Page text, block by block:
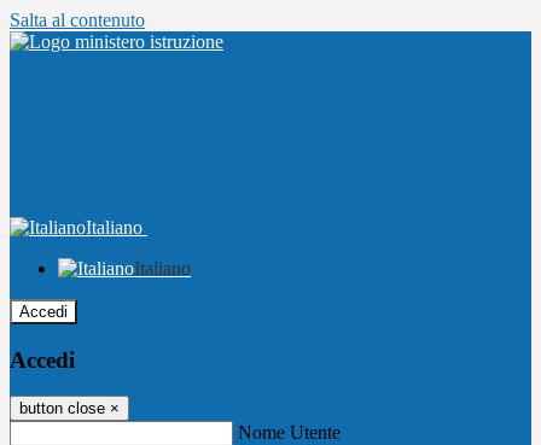
Salta al contenuto
Italiano
Italiano
Accedi
Accedi
button close ×
Nome Utente